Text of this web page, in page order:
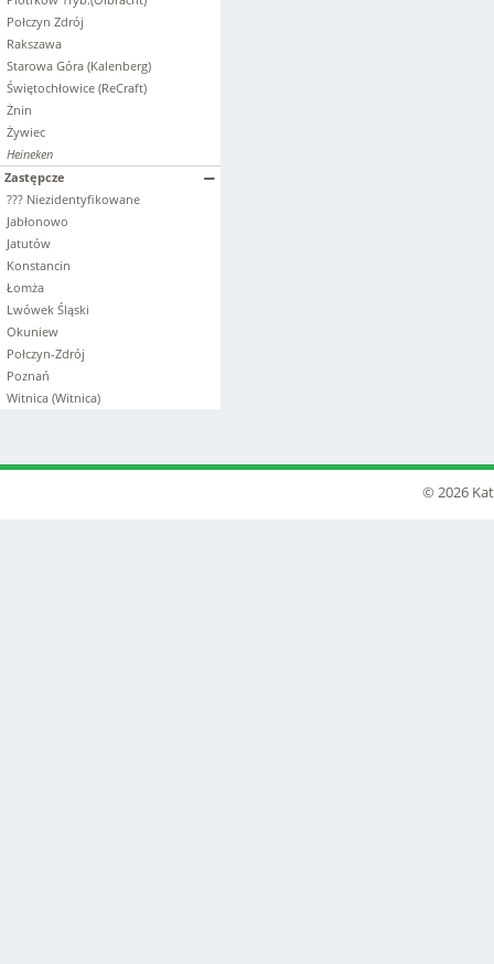
Połczyn Zdrój
Rakszawa
Starowa Góra (Kalenberg)
Świętochłowice (ReCraft)
Żnin
Żywiec
Heineken
Zastępcze
??? Niezidentyfikowane
Jabłonowo
Jatutów
Konstancin
Łomża
Lwówek Śląski
Okuniew
Połczyn-Zdrój
Poznań
Witnica (Witnica)
© 2026